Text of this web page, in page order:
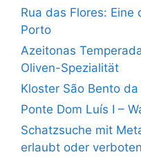
Rua das Flores:
Porto
Azeitonas
Oliven-Spezialität
Kloster São Bento
Ponte Dom Luís I –
Schatzsuche mit
erlaubt oder